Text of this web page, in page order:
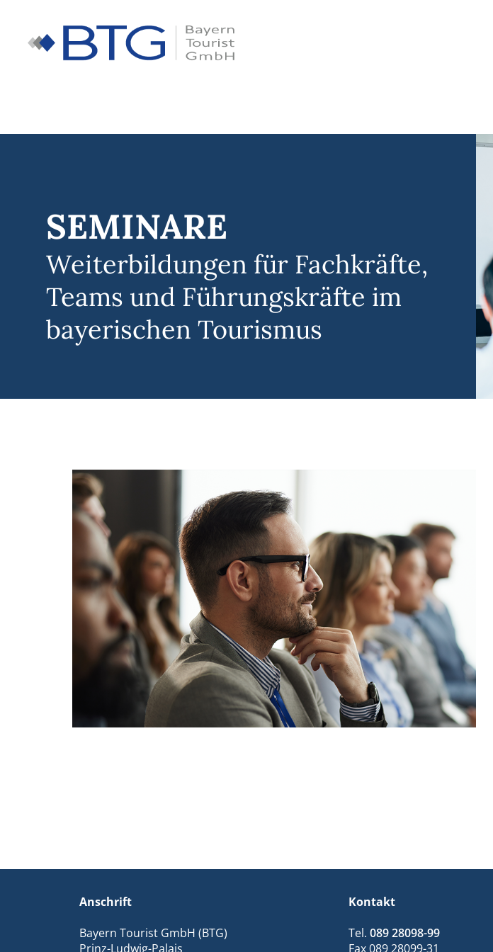
springen
SEMINARE
Weiterbildungen für Fachkräfte,
Teams und Führungskräfte im
bayerischen Tourismus
Anschrift
Bayern Tourist GmbH (BTG)
Prinz-Ludwig-Palais
Kontakt
Tel. 089 28098-99
Fax 089 28099-31